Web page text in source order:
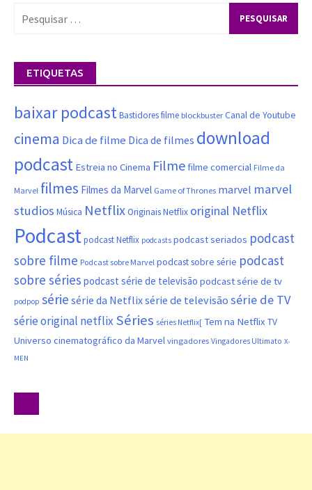
ETIQUETAS
baixar podcastBastidores filme blockbuster Canal de Youtube
cinema Dica de filme Dica de filmes download
podcast Estreia no Cinema Filmefilme comercial Filme da
Marvel filmes Filmes da Marvel Game of Thrones marvel marvel
studios Música NetflixOriginais Netflix original Netflix
Podcastpodcast Netflix podcasts podcast seriados podcast
sobre filme Podcast sobre Marvel podcast sobre série podcast
sobre séries podcast série de televisão podcast série de tv
podpop série série da Netflixsérie de televisão série de TV
série original netflix Séries séries Netflix[ Tem na Netflix TV
Universo cinematográfico da Marvel vingadores Vingadores Ultimato X-
MEN